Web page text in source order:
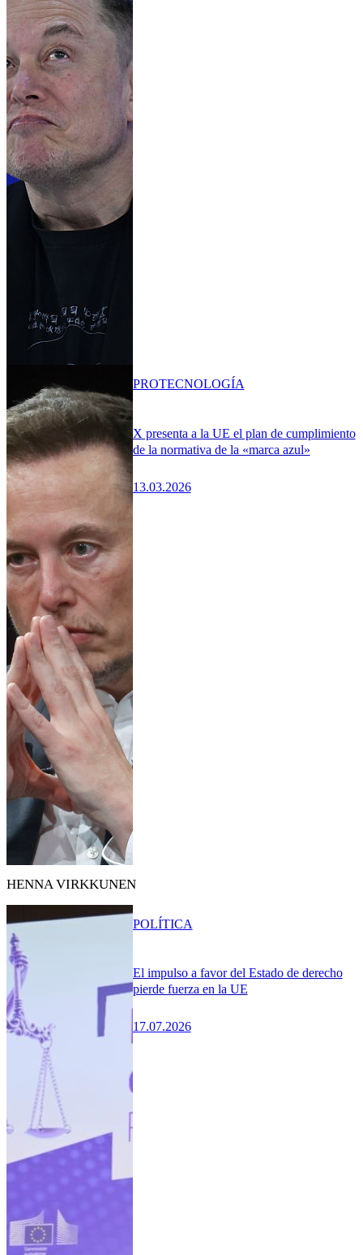
X presenta a la UE el plan de cumplimiento
de la normativa de la «marca azul»
13.03.2026
PROTECNOLOGÍA
HENNA VIRKKUNEN
El impulso a favor del Estado de derecho
pierde fuerza en la UE
17.07.2026
POLÍTICA